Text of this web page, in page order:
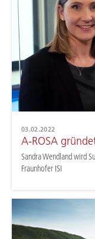
03.02.2022
A-ROSA
Sandra Wendland wird
Fraunhofer ISI